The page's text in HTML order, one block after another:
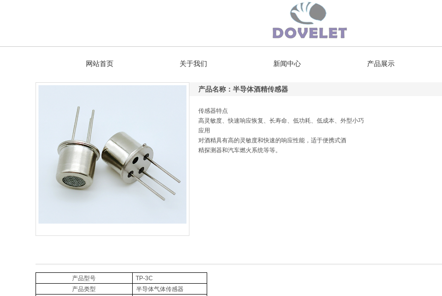
网站首页 关于我们 新闻中心 产品展示
产品名称：半导体酒精传感器
传感器特点
高灵敏度、快速响应恢复、长寿命、低功耗、低成本、外型小巧
应用
对酒精具有高的灵敏度和快速的响应性能，适于便携式酒
精探测器和汽车燃火系统等等。
产品型号
TP-3C
产品类型
半导体气体传感器